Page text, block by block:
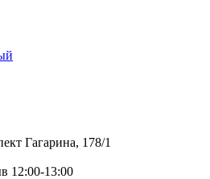
Гагарина, 178/1
12:00-13:00